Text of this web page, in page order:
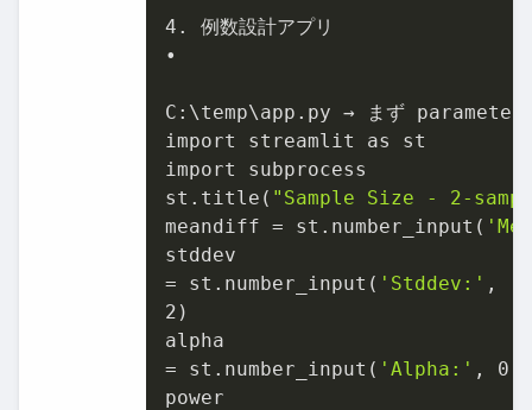
4 . 例数設計アプリ
•
C:\temp\app.py → まず
import streamlit as st
import subprocess
st.title( "Sample Size - 2-
meandiff = st.number_input(
stddev
= st.number_input( 'Stddev:'
2 )
alpha
= st.number_input( 'Alpha:' , 0
power